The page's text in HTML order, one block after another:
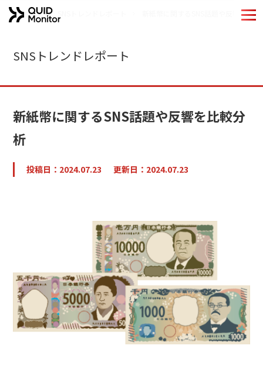
導入事例
分析手法
トレンドレポート
マーケコラム
ログイン
ホーム 新紙幣に関するSNS話題や反響を比
SNSトレンドレポート
新紙幣に関するSNS話題や反響を比較分
析
投稿日：2024.07.23 更新日：2024.07.23